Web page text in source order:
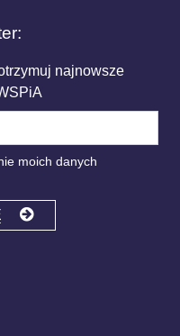
najnowsze
moich danych